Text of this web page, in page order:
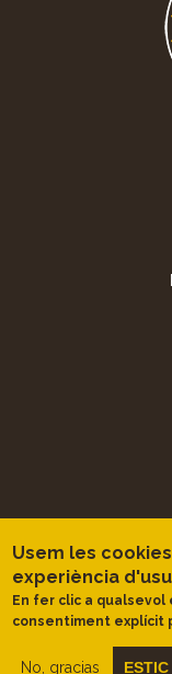
Usem les
experiència
En fer clic a
consentiment explícit
No, gracias